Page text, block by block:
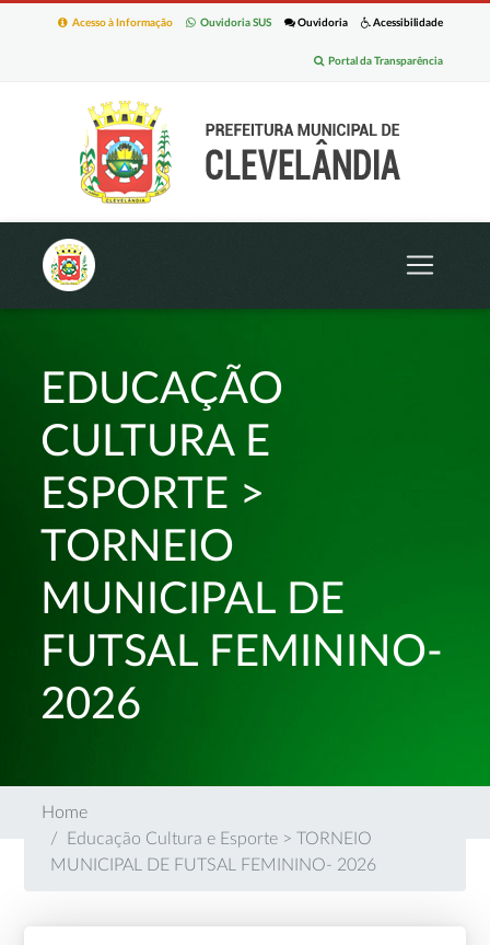
Acessibilidade
Ouvidoria
Ouvidoria SUS
Acesso à Informação
Portal da Transparência
EDUCAÇÃO
CULTURA E
ESPORTE >
TORNEIO
MUNICIPAL DE
FUTSAL FEMININO-
2026
Home
Educação Cultura e Esporte > TORNEIO
MUNICIPAL DE FUTSAL FEMININO- 2026